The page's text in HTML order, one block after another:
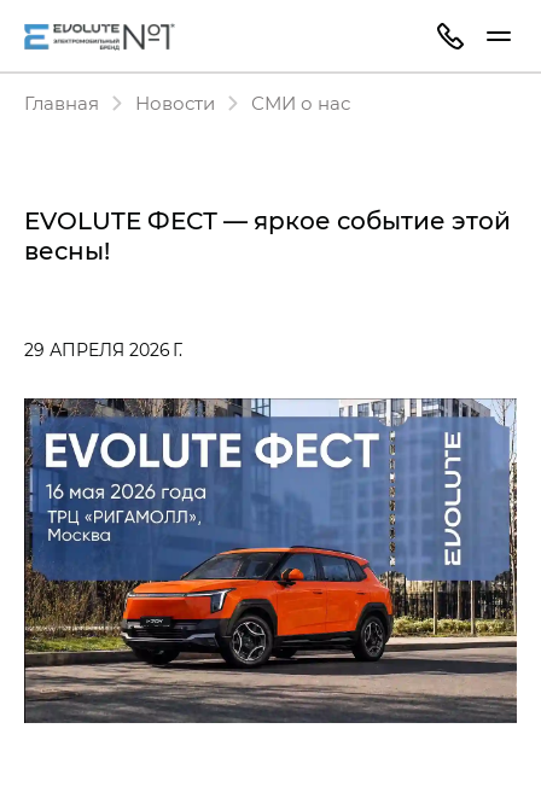
Главная Новости СМИ о нас
EVOLUTE ФЕСТ — яркое событие этой
весны!
29 АПРЕЛЯ 2026 Г.